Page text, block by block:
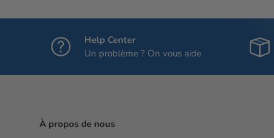
Help Center
Un problème ? On vous aide
À propos de nous